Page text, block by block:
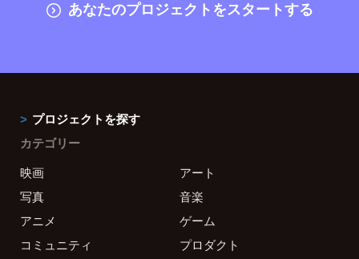
あなたのプロジェクトをスタートする
プロジェクトを探す
カテゴリー
映画
アート
写真
音楽
アニメ
ゲーム
コミュニティ
プロダクト